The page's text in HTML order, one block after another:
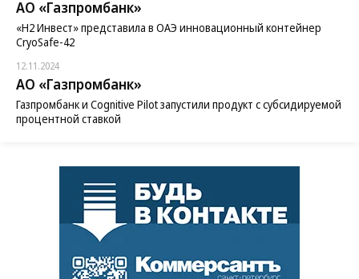
АО «Газпромбанк»
«H2 Инвест» представила в ОАЭ инновационный контейнер
CryoSafe-42
12.11.2024
АО «Газпромбанк»
Газпромбанк и Cognitive Pilot запустили продукт с субсидируемой
процентной ставкой